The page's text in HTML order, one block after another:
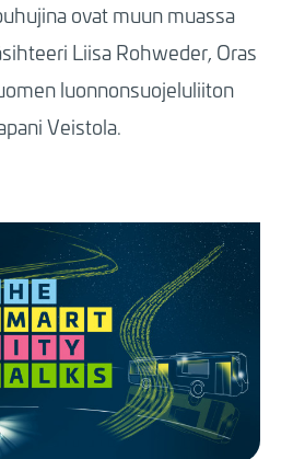
ovat muun muassa
Liisa Rohweder, Oras
luonnonsuojeluliiton
Veistola.